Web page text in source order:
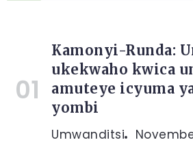
Kamonyi-Runda:
ukekwaho kwica
amuteye icyuma
yombi
Umwanditsi